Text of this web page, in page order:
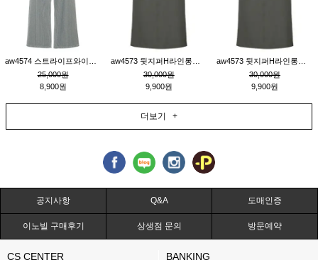
25,000원
8,900원
30,000원
9,900원
30,000원
9,900원
더보기 +
공지사항 Q&A 도매인증
이노빌 구매후기 상생점 문의 방문예약
CS CENTER BANKING